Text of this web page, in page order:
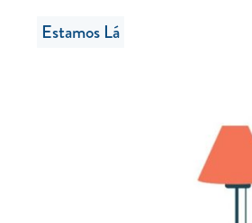
Estamos Lá